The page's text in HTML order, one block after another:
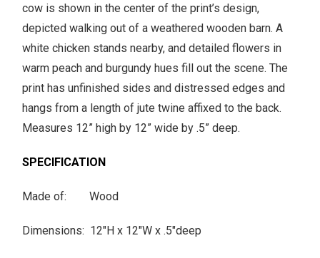
cow is shown in the center of the print’s design,
depicted walking out of a weathered wooden barn. A
white chicken stands nearby, and detailed flowers in
warm peach and burgundy hues fill out the scene. The
print has unfinished sides and distressed edges and
hangs from a length of jute twine affixed to the back.
Measures 12” high by 12” wide by .5” deep.
SPECIFICATION
Made of: Wood
Dimensions: 12"H x 12"W x .5"deep